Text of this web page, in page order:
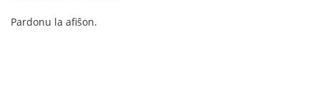
Pardonu la afiŝon.